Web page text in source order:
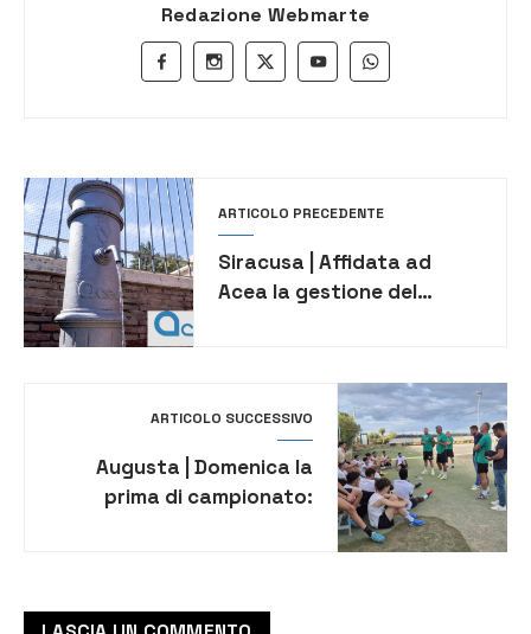
Redazione Webmarte
ARTICOLO PRECEDENTE
Siracusa | Affidata ad
Acea la gestione del
ARTICOLO SUCCESSIVO
Augusta | Domenica la
prima di campionato: